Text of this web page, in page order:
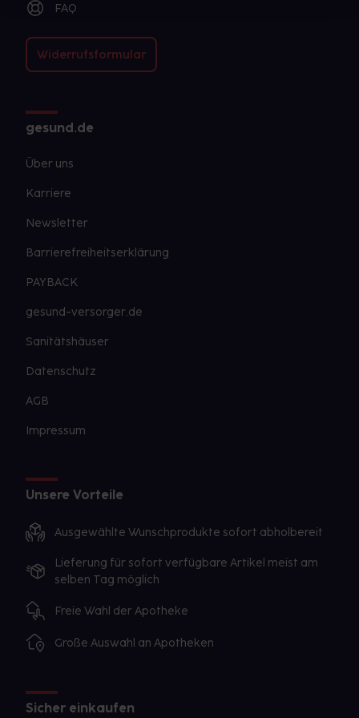
FAQ
Widerrufsformular
gesund.de
Über uns
Karriere
Newsletter
Barrierefreiheitserklärung
PAYBACK
gesund-versorger.de
Sanitätshäuser
Datenschutz
AGB
Impressum
Unsere Vorteile
Ausgewählte Wunschprodukte sofort abholbereit
Lieferung für sofort verfügbare Artikel meist am
selben Tag möglich
Freie Wahl der Apotheke
Große Auswahl an Apotheken
Sicher einkaufen